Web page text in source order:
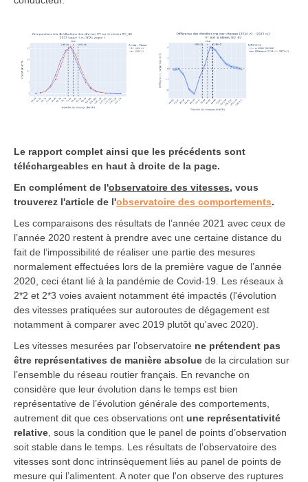
Le rapport complet ainsi que les précédents sont
téléchargeables en haut à droite de la page.
En complément de l'observatoire des vitesses, vous
trouverez l'article de l'observatoire des comportements.
Les comparaisons des résultats de l’année 2021 avec ceux de
l’année 2020 restent à prendre avec une certaine distance du
fait de l’impossibilité de réaliser une partie des mesures
normalement effectuées lors de la première vague de l’année
2020, ceci étant lié à la pandémie de Covid-19. Les réseaux à
2*2 et 2*3 voies avaient notamment été impactés (l'évolution
des vitesses pratiquées sur autoroutes de dégagement est
notamment à comparer avec 2019 plutôt qu'avec 2020).
Les vitesses mesurées par l’observatoire ne prétendent pas
être représentatives de manière absolue de la circulation sur
l’ensemble du réseau routier français. En revanche on
considère que leur évolution dans le temps est bien
représentative de l’évolution générale des comportements,
autrement dit que ces observations ont une représentativité
relative , sous la condition que le panel de points d’observation
soit stable dans le temps. Les résultats de l’observatoire des
vitesses sont donc intrinsèquement liés au panel de points de
mesure qui l’alimentent. A noter que l'on observe des ruptures